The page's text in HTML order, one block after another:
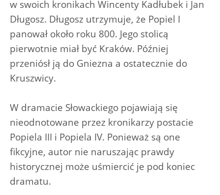
w swoich kronikach Wincenty Kadłubek i Jan
Długosz. Długosz utrzymuje, że Popiel I
panował około roku 800. Jego stolicą
pierwotnie miał być Kraków. Później
przeniósł ją do Gniezna a ostatecznie do
Kruszwicy.
W dramacie Słowackiego pojawiają się
nieodnotowane przez kronikarzy postacie
Popiela III i Popiela IV. Ponieważ są one
fikcyjne, autor nie naruszając prawdy
historycznej może uśmiercić je pod koniec
dramatu.